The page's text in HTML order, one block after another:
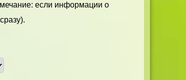
если информации о